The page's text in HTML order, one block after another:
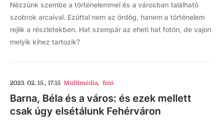
Nézzünk szembe a történelemmel és a városban található
szobrok arcaival. Ezúttal nem az ördög, hanem a történelem
rejlik a részletekben. Hat szempár az eheti hat fotón, de vajon
melyik kihez tartozik?
2023. 02. 15., 17:15 Multimédia, fotó
Barna, Béla és a város: és ezek mellett
csak úgy elsétálunk Fehérváron